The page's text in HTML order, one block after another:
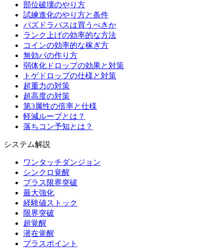
部位破壊のやり方
試練進化のやり方と条件
パズドラパスは買うべきか
ランク上げの効率的な方法
コインの効率的な稼ぎ方
無効パの作り方
弱体化ドロップの効果と対策
トゲドロップの仕様と対策
超重力の対策
超高度の対策
第3属性の倍率と仕様
軽減ループとは？
落ちコン予知とは？
システム解説
ワンタッチダンジョン
シンクロ覚醒
プラス限界突破
最大強化
経験値ストック
限界突破
超覚醒
潜在覚醒
プラスポイント